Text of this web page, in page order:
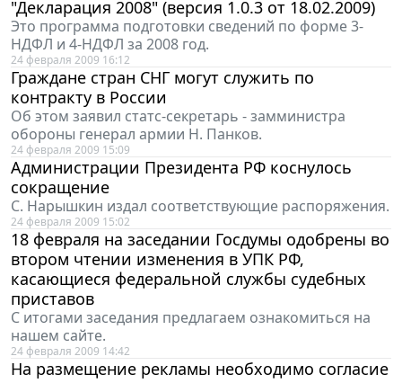
"Декларация 2008" (версия 1.0.3 от 18.02.2009)
Это программа подготовки сведений по форме 3-
НДФЛ и 4-НДФЛ за 2008 год.
24 февраля 2009 16:12
Граждане стран СНГ могут служить по
контракту в России
Об этом заявил статс-секретарь - замминистра
обороны генерал армии Н. Панков.
24 февраля 2009 15:09
Администрации Президента РФ коснулось
сокращение
С. Нарышкин издал соответствующие распоряжения.
24 февраля 2009 15:02
18 февраля на заседании Госдумы одобрены во
втором чтении изменения в УПК РФ,
касающиеся федеральной службы судебных
приставов
С итогами заседания предлагаем ознакомиться на
нашем сайте.
24 февраля 2009 14:42
На размещение рекламы необходимо согласие